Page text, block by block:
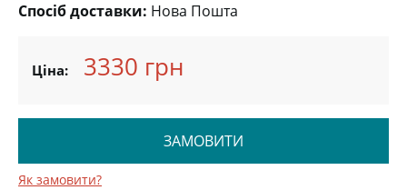
Спосіб доставки: Нова Пошта
Ціна: 3330 грн
ЗАМОВИТИ
Як замовити?